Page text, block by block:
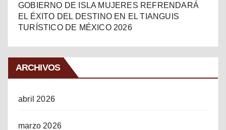
GOBIERNO DE ISLA MUJERES REFRENDARÁ
EL ÉXITO DEL DESTINO EN EL TIANGUIS
TURÍSTICO DE MÉXICO 2026
ARCHIVOS
abril 2026
marzo 2026